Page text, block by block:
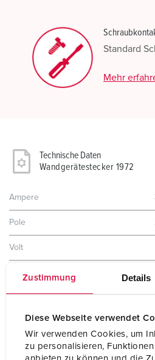
Zustimmung Details
Diese Webseite verwendet
Wir verwenden Cookies, um
zu personalisieren,
Standard
Mehr
Technische Daten
Wandgerätestecker 1972
Ampere
Pole
Volt
Uhrzeitstellung
Anschlusstechnik
Kontakt